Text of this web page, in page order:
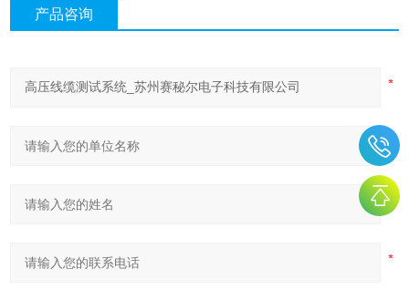
产品咨询